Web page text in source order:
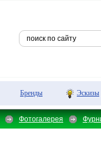
Бренды Эскизы
Фотогалерея